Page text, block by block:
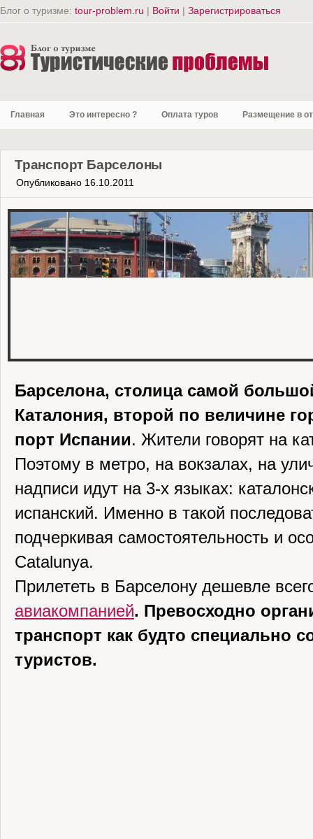
Блог о туризме: tour-problem.ru | Войти | Зарегистрироваться
Главная Это интересно ? Оплата туров Размещение в
Транспорт Барселоны
Опубликовано 16.10.2011
Барселона, столица самой
Каталония, второй по величине
порт Испании. Жители говорят на
Поэтому в метро, на вокзалах, на
надписи идут на 3-х языках:
испанский. Именно в такой
подчеркивая самостоятельность и
Catalunya.
Прилететь в Барселону дешевле
авиакомпанией. Превосходно
транспорт как будто специально
туристов.